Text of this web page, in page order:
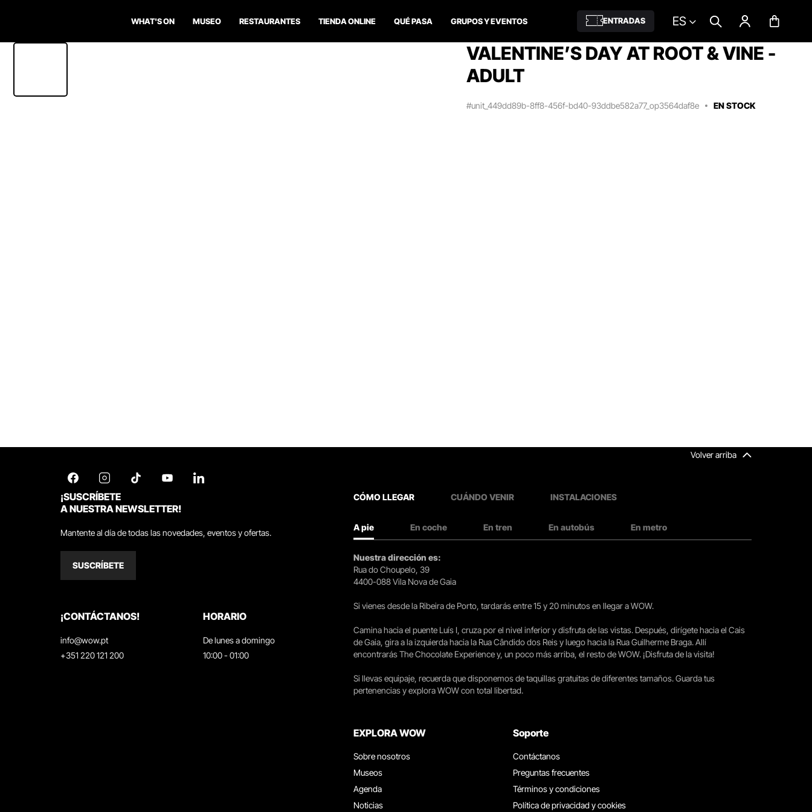
WHAT'S ON MUSEO RESTAURANTES TIENDA ONLINE QUÉ PASA GRUPOS Y EVENTOS ENTRADAS ES
VALENTINE’S DAY AT ROOT & VINE -
ADULT
#unit_449dd89b-8ff8-456f-bd40-93ddbe582a77_op3564daf8e EN STOCK
Volver arriba
¡SUSCRÍBETE
A NUESTRA NEWSLETTER!
Mantente al día de todas las novedades, eventos y ofertas.
SUSCRÍBETE
¡CONTÁCTANOS!
info@wow.pt
+351 220 121 200
HORARIO
De lunes a domingo
10:00 - 01:00
CÓMO LLEGAR CUÁNDO VENIR INSTALACIONES
A pie En coche En tren En autobús En metro
Nuestra dirección es:
Rua do Choupelo, 39
4400-088 Vila Nova de Gaia
Si vienes desde la Ribeira de Porto, tardarás entre 15 y 20 minutos en llegar a WOW.
Camina hacia el puente Luís I, cruza por el nivel inferior y disfruta de las vistas. Después, dirígete hacia el Cais
de Gaia, gira a la izquierda hacia la Rua Cândido dos Reis y luego hacia la Rua Guilherme Braga. Allí
encontrarás The Chocolate Experience y, un poco más arriba, el resto de WOW. ¡Disfruta de la visita!
Si llevas equipaje, recuerda que disponemos de taquillas gratuitas de diferentes tamaños. Guarda tus
pertenencias y explora WOW con total libertad.
EXPLORA WOW
Sobre nosotros
Museos
Agenda
Noticias
Soporte
Contáctanos
Preguntas frecuentes
Términos y condiciones
Política de privacidad y cookies